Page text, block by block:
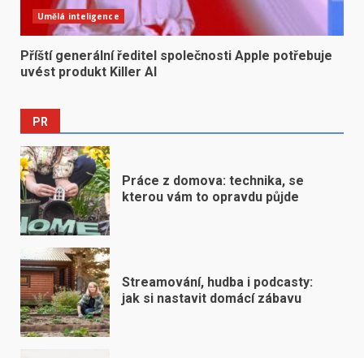
Umělá inteligence
Příští generální ředitel společnosti Apple potřebuje
uvést produkt Killer AI
PR
Práce z domova: technika, se
kterou vám to opravdu půjde
Streamování, hudba i podcasty:
jak si nastavit domácí zábavu